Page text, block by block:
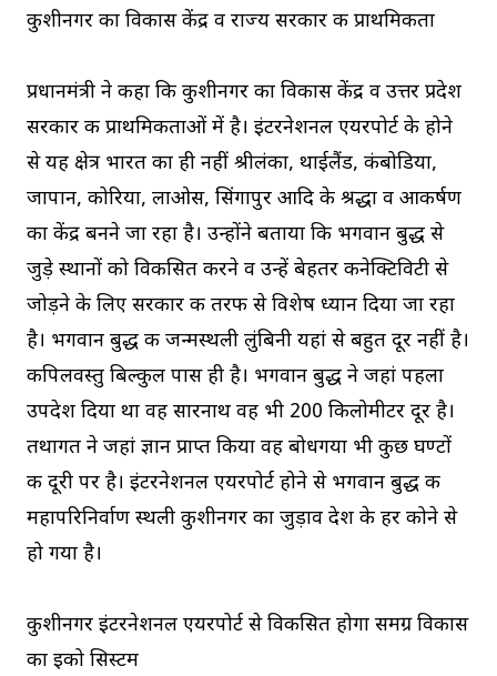
कुशीनगर का विकास केंद्र व राज्य सरकार की प्राथमिकता
प्रधानमंत्री ने कहा कि कुशीनगर का विकास केंद्र व उत्तर प्रदेश
सरकार की प्राथमिकताओं में है। इंटरनेशनल एयरपोर्ट के होने
से यह क्षेत्र भारत का ही नहीं श्रीलंका, थाईलैंड, कंबोडिया,
जापान, कोरिया, लाओस, सिंगापुर आदि के श्रद्धा व आकर्षण
का केंद्र बनने जा रहा है। उन्होंने बताया कि भगवान बुद्ध से
जुड़े स्थानों को विकसित करने व उन्हें बेहतर कनेक्टिविटी से
जोड़ने के लिए सरकार की तरफ से विशेष ध्यान दिया जा रहा
है। भगवान बुद्ध की जन्मस्थली लुंबिनी यहां से बहुत दूर नहीं है।
कपिलवस्तु बिल्कुल पास ही है। भगवान बुद्ध ने जहां पहला
उपदेश दिया था वह सारनाथ वह भी 200 किलोमीटर दूर है।
तथागत ने जहां ज्ञान प्राप्त किया वह बोधगया भी कुछ घण्टों
की दूरी पर है। इंटरनेशनल एयरपोर्ट होने से भगवान बुद्ध की
महापरिनिर्वाण स्थली कुशीनगर का जुड़ाव देश के हर कोने से
हो गया है।
कुशीनगर इंटरनेशनल एयरपोर्ट से विकसित होगा समग्र विकास
का इको सिस्टम